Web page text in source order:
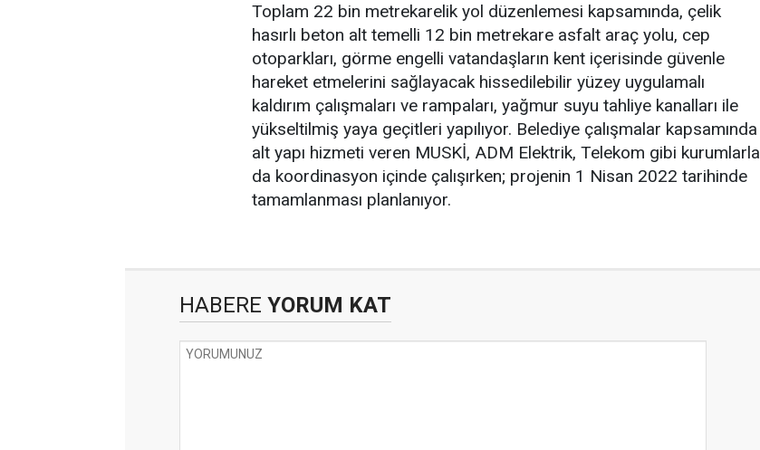
Toplam 22 bin metrekarelik yol düzenlemesi kapsamında, çelik
hasırlı beton alt temelli 12 bin metrekare asfalt araç yolu, cep
otoparkları, görme engelli vatandaşların kent içerisinde güvenle
hareket etmelerini sağlayacak hissedilebilir yüzey uygulamalı
kaldırım çalışmaları ve rampaları, yağmur suyu tahliye kanalları ile
yükseltilmiş yaya geçitleri yapılıyor. Belediye çalışmalar kapsamında
alt yapı hizmeti veren MUSKİ, ADM Elektrik, Telekom gibi kurumlarla
da koordinasyon içinde çalışırken; projenin 1 Nisan 2022 tarihinde
tamamlanması planlanıyor.
HABERE YORUM KAT